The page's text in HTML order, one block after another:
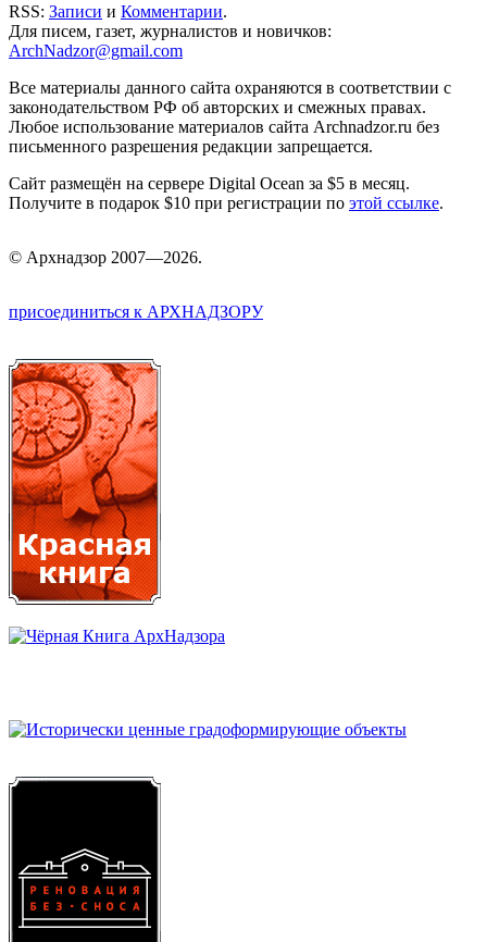
RSS: Записи и Комментарии.
Для писем, газет, журналистов и новичков:
ArchNadzor@gmail.com
Все материалы данного сайта охраняются в соответствии с
законодательством РФ об авторских и смежных правах.
Любое использование материалов сайта Archnadzor.ru без
письменного разрешения редакции запрещается.
Сайт размещён на сервере Digital Ocean за $5 в месяц.
Получите в подарок $10 при регистрации по этой ссылке.
© Архнадзор 2007—2026.
присоединиться к АРХНАДЗОРУ